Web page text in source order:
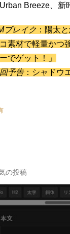
Breeze、新
ブレイク ：陽太
素材で軽量かつ
でゲット！」
予告：シャドウ
の投稿